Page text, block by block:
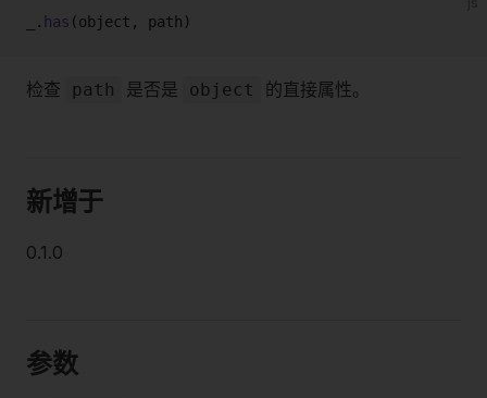
_. has (object, path)
检查 path 是否是 object 的直接属性。
新增于
0.1.0
参数